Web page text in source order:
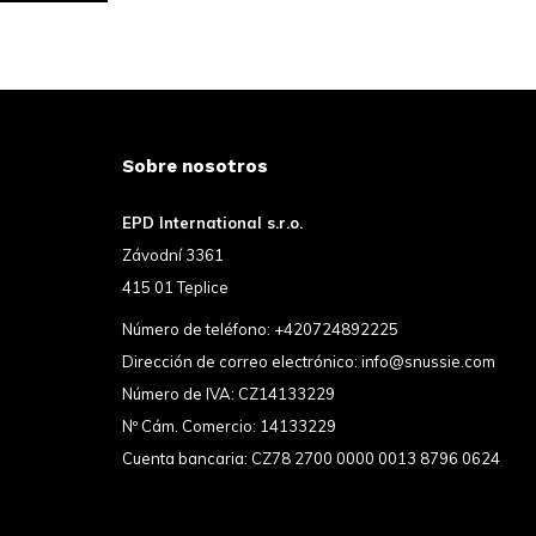
Sobre nosotros
EPD International s.r.o.
Závodní 3361
415 01 Teplice
Número de teléfono: +420724892225
Dirección de correo electrónico: info@snussie.com
Número de IVA: CZ14133229
Nº Cám. Comercio: 14133229
Cuenta bancaria: CZ78 2700 0000 0013 8796 0624